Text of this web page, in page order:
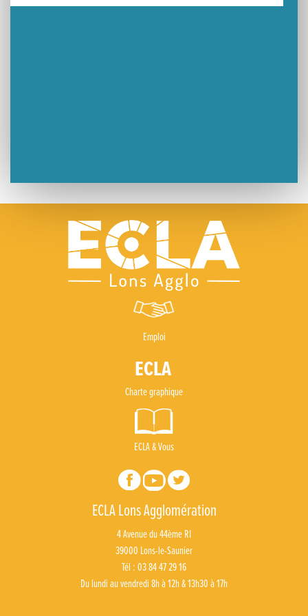
Un week-end placé sous le signe du souvenir et de l’émotion
Emploi
Charte graphique
ECLA & Vous
ECLA Lons Agglomération
4 Avenue du 44ème RI
39000 Lons-le-Saunier
Tél : 03 84 47 29 16
Du lundi au vendredi 8h à 12h & 13h30 à 17h